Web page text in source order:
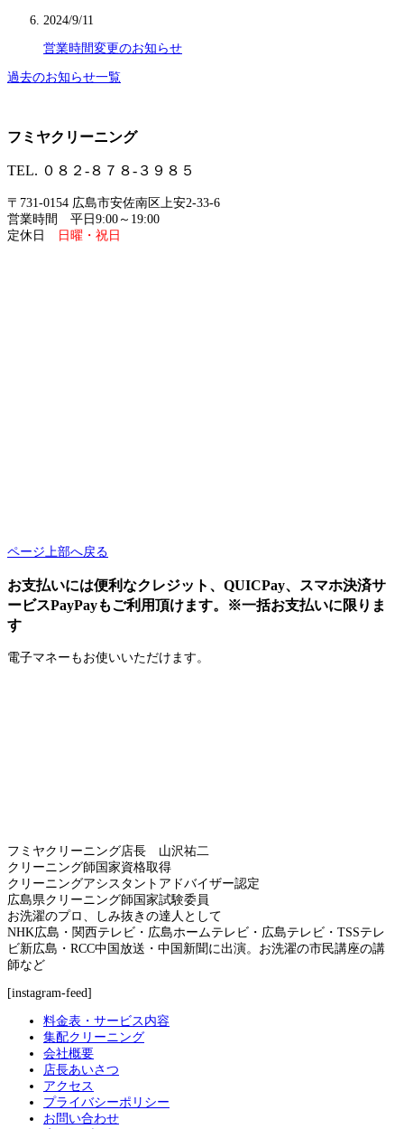
2024/9/11
営業時間変更のお知らせ
過去のお知らせ一覧
フミヤクリーニング
TEL. ０８２-８７８-３９８５
〒731-0154 広島市安佐南区上安2-33-6
営業時間 平日9:00～19:00
定休日
日曜・祝日
ページ上部へ戻る
お支払いには便利なクレジット、QUICPay、スマホ決済サ
ービスPayPayもご利用頂けます。※一括お支払いに限りま
す
電子マネーもお使いいただけます。
フミヤクリーニング店長 山沢祐二
クリーニング師国家資格取得
クリーニングアシスタントアドバイザー認定
広島県クリーニング師国家試験委員
お洗濯のプロ、しみ抜きの達人として
NHK広島・関西テレビ・広島ホームテレビ・広島テレビ・TSSテレ
ビ新広島・RCC中国放送・中国新聞に出演。お洗濯の市民講座の講
師など
[instagram-feed]
料金表・サービス内容
集配クリーニング
会社概要
店長あいさつ
アクセス
プライバシーポリシー
お問い合わせ